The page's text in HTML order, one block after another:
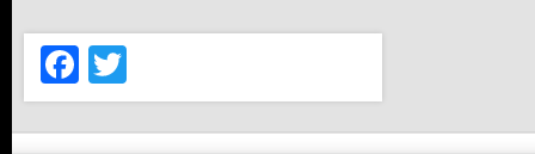
Facebook